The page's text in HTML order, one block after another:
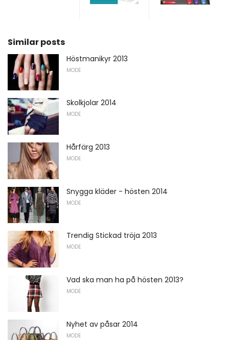
Similar posts
Höstmanikyr 2013
MODE
Skolkjolar 2014
MODE
Hårfärg 2013
MODE
Snygga kläder - hösten 2014
MODE
Trendig Stickad tröja 2013
MODE
Vad ska man ha på hösten 2013?
MODE
Nyhet av påsar 2014
MODE